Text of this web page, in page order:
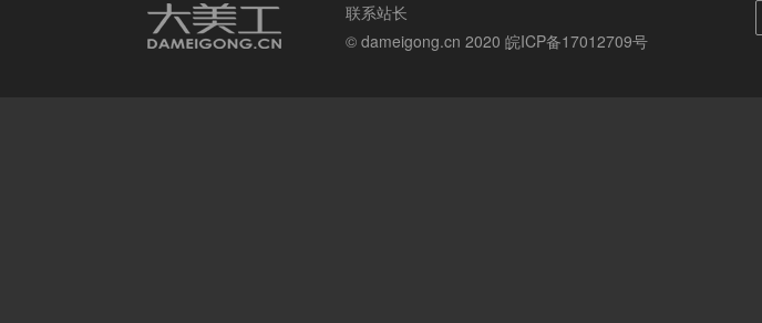
联系站长
© dameigong.cn 2020 皖ICP备17012709号